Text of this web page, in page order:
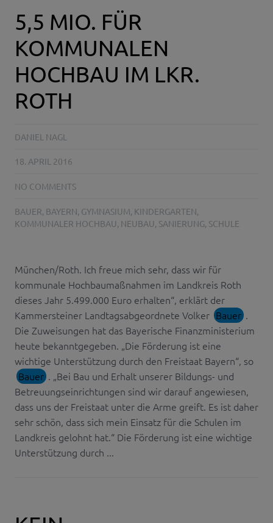
5,5 MIO. FÜR
KOMMUNALEN
HOCHBAU IM LKR.
ROTH
DANIEL NAGL
18. APRIL 2016
NO COMMENTS
BAUER, BAYERN, GYMNASIUM, KINDERGARTEN,
KOMMUNALER HOCHBAU, NEUBAU, SANIERUNG, SCHULE
München/Roth. Ich freue mich sehr, dass wir für
kommunale Hochbaumaßnahmen im Landkreis Roth
dieses Jahr 5.499.000 Euro erhalten“, erklärt der
Kammersteiner Landtagsabgeordnete Volker Bauer .
Die Zuweisungen hat das Bayerische Finanzministerium
heute bekanntgegeben. „Die Förderung ist eine
wichtige Unterstützung durch den Freistaat Bayern“, so
Bauer . „Bei Bau und Erhalt unserer Bildungs- und
Betreuungseinrichtungen sind wir darauf angewiesen,
dass uns der Freistaat unter die Arme greift. Es ist daher
sehr schön, dass sich mein Einsatz für die Schulen im
Landkreis gelohnt hat.“ Die Förderung ist eine wichtige
Unterstützung durch ...